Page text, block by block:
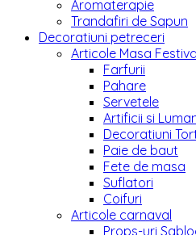
Aromaterapie
Trandafiri de Sapun
Decoratiuni petreceri
Articole Masa Festiva
Farfurii
Pahare
Servetele
Artificii si
Decoratiuni
Paie de baut
Fete de masa
Suflatori
Coifuri
Articole carnaval
Props-uri